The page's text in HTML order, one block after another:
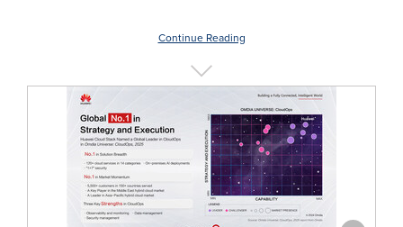
Continue Reading